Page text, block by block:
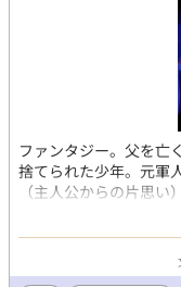
ファンタジー。父を亡
捨てられた少年。元軍
（主人公からの片思
体的に修正しました。
・キャラクターの年
し、「未成年」「少
（前）」「昔」など